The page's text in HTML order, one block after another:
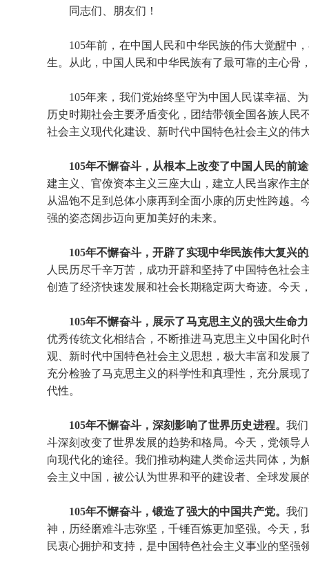
同志们、朋友们！
105年前，在中国人民和中华民族的伟大觉醒中
生。从此，中国人民和中华民族有了最可靠的主心骨
105年来，我们党始终坚守为中国人民谋幸福、
历史时期社会主要矛盾变化，团结带领全国各族人
社会主义现代化建设、新时代中国特色社会主义的伟
105年不懈奋斗，从根本上改变了中国人民的前
建主义、官僚资本主义三座大山，建立人民当家作主
从温饱不足到总体小康再到全面小康的历史性跨越
强的姿态阔步迈向更加美好的未来。
105年不懈奋斗，开辟了实现中华民族伟大复兴
人民历尽千辛万苦，成功开辟和坚持了中国特色社
创造了经济快速发展和社会长期稳定两大奇迹。今天
105年不懈奋斗，展示了马克思主义的强大生命
优秀传统文化相结合，不断推进马克思主义中国化时
观、新时代中国特色社会主义思想，极大丰富和发展
充分检验了马克思主义的科学性和真理性，充分展
代性。
105年不懈奋斗，深刻影响了世界历史进程。我
斗深刻改变了世界发展的趋势和格局。今天，党领导
向现代化的途径。我们推动构建人类命运共同体，
会主义中国，被公认为世界和平的建设者、全球发展
105年不懈奋斗，锻造了强大的中国共产党。我
神，历经磨难斗志弥坚，千锤百炼更加坚强。今天，
民衷心拥护和支持，是中国特色社会主义事业的坚强